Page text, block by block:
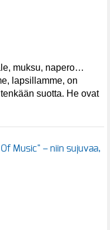
muksu, napero…
lapsillamme, on
suotta. He ovat
Music" – niin sujuvaa,